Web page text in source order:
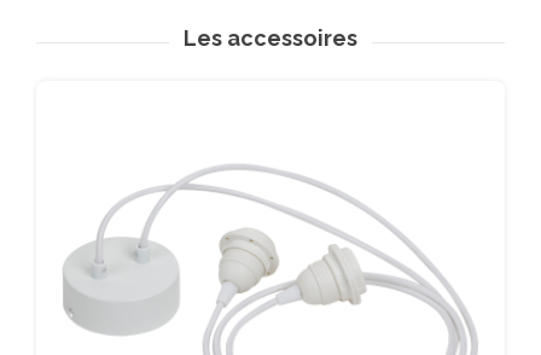
Les accessoires